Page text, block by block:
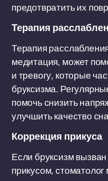
предотвратить их
Терапия
Терапия
медитация, может
и тревогу, которые
бруксизма.
помочь снизить
улучшить качество
Коррекция прикуса
Если бруксизм
прикусом,